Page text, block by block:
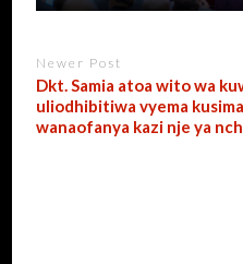
Newer Post
Dkt. Samia atoa wito wa
uliodhibitiwa vyema
wanaofanya kazi nje ya